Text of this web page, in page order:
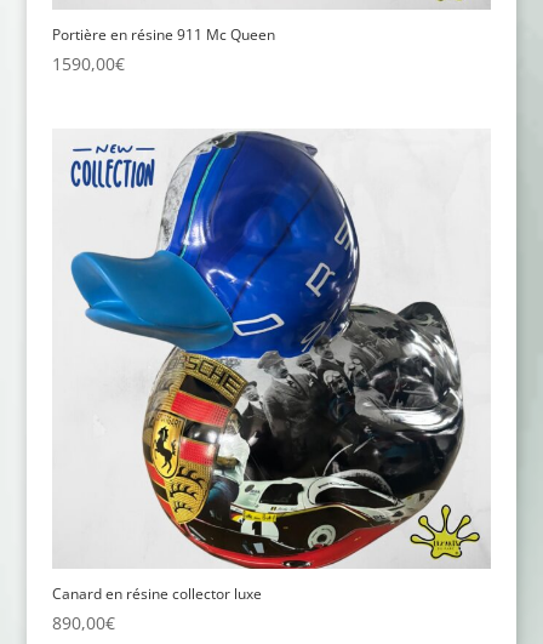
Portière en résine 911 Mc Queen
1590,00€
Canard en résine collector luxe
890,00€